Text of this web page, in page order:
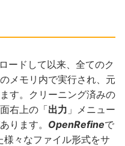
ードして以来、全てのク
メモリ内で実行され、元
す。クリーニング済みの
右上の「出力 」メニュー
ります。 OpenRefineで
々なファイル形式をサ